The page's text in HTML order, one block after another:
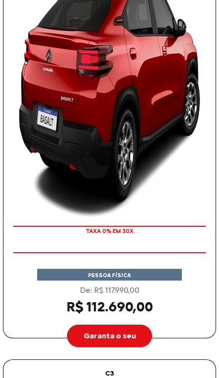
TAXA 0% EM 30X
PESSOA FÍSICA
De: R$ 117.990,00
R$ 112.690,00
Garanta o seu
C3